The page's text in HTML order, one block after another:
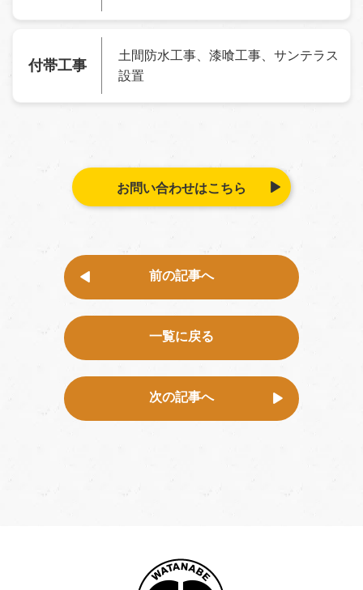
付帯工事
土間防水工事、漆喰工事、サンテラス
設置
お問い合わせはこちら
前の記事へ
一覧に戻る
次の記事へ